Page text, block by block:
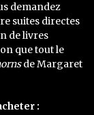
demandez
suites directes
de livres
que tout le
de Margaret
: